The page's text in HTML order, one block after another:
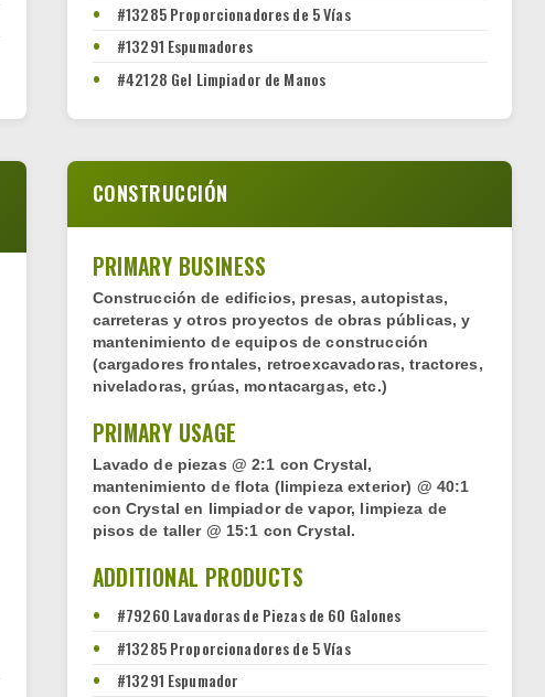
#13285 Proporcionadores de 5 Vías
#13291 Espumadores
#42128 Gel Limpiador de Manos
CONSTRUCCIÓN
PRIMARY BUSINESS
Construcción de edificios, presas, autopistas,
carreteras y otros proyectos de obras públicas, y
mantenimiento de equipos de construcción
(cargadores frontales, retroexcavadoras, tractores,
niveladoras, grúas, montacargas, etc.)
PRIMARY USAGE
Lavado de piezas @ 2:1 con Crystal,
mantenimiento de flota (limpieza exterior) @ 40:1
con Crystal en limpiador de vapor, limpieza de
pisos de taller @ 15:1 con Crystal.
ADDITIONAL PRODUCTS
#79260 Lavadoras de Piezas de 60 Galones
#13285 Proporcionadores de 5 Vías
#13291 Espumador